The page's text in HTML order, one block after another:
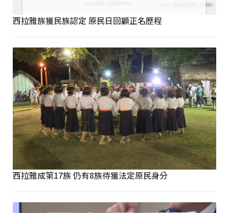
西拉雅族獲民族認定 原民日回顧正名歷程
西拉雅成第17族 仍有8族待獲法定原民身分